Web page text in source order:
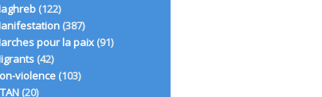
(122)
(387)
pour la paix (91)
(42)
violence (103)
(20)